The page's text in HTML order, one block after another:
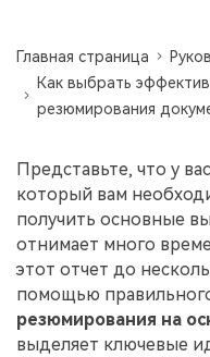
Новый
проще
От AI-функций до
PDFelement делает
Скачать бесплатно
PDF OCR
Извлечение
Поделиться PDF
Комплексные
Преподавание
IT-служба
Сообщество
Канал Яндекс Дзен
Главная страница
Как выбрать
резюмирования
Представьте, что у
который вам
получить основные
отнимает много
этот отчет до
помощью
резюмирования на
выделяет ключевые